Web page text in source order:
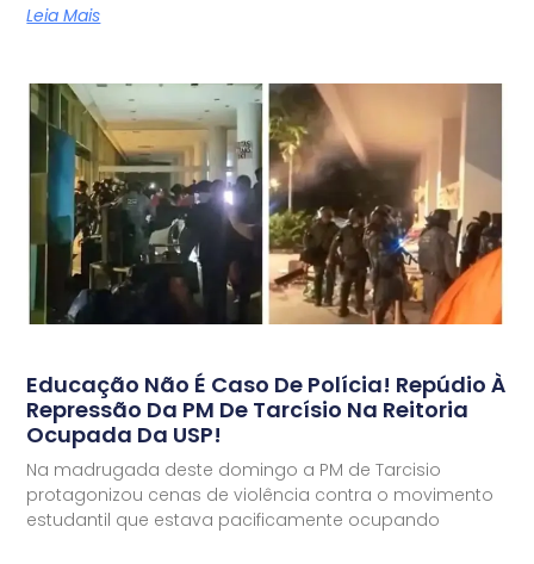
Leia Mais
Educação Não É Caso De Polícia! Repúdio À
Repressão Da PM De Tarcísio Na Reitoria
Ocupada Da USP!
Na madrugada deste domingo a PM de Tarcisio
protagonizou cenas de violência contra o movimento
estudantil que estava pacificamente ocupando